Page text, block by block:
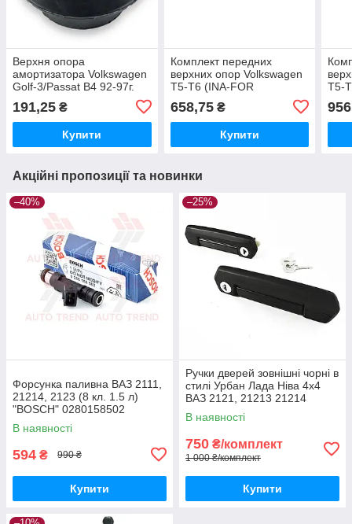
Верхня опора
амортизатора Volkswagen
Golf-3/Passat B4 92-97г.
191,25 ₴
Купити
Комплект передних
верхних опор Volkswagen
T5-T6 (INA-FOR
658,75₴
Купити
T5-
Акційні пропозиції та новинки
–40%
Форсунка паливна ВАЗ 2111,
21214, 2123 (8 кл. 1.5 л)
"BOSCH" 0280158502
В наявності
594 ₴ 990 ₴
Купити
–25%
Ручки дверей зовнішні чорні в
стилі Урбан Лада Ніва 4х4
ВАЗ 2121, 21213 21214
В наявності
750 ₴/комплект
1 000 ₴/комплект
Купити